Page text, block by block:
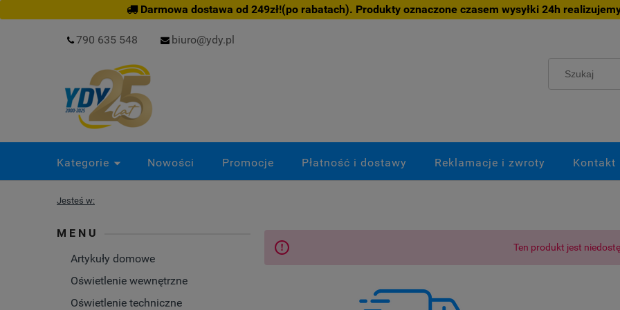
Darmowa dostawa od 249zł!(po rabatach). Produkty oznaczone czasem wysyłki 24h
790 635 548 biuro@ydy.pl
Kategorie Nowości Promocje Płatność i dostawy Reklamacje i zwroty Kontakt
Jesteś w:
MENU
Artykuły domowe
Oświetlenie wewnętrzne
Oświetlenie techniczne
Ten produkt jest